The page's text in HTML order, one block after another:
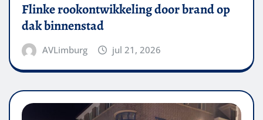
Flinke rookontwikkeling door brand op
dak binnenstad
AVLimburg jul 21, 2026